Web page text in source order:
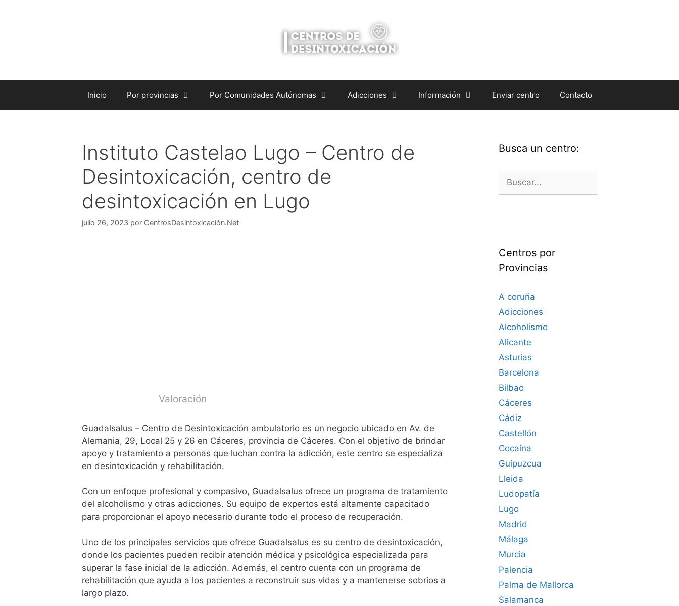
Inicio Por provincias Por Comunidades Autónomas Adicciones Información Enviar centro Contacto
Instituto Castelao Lugo – Centro de
Desintoxicación, centro de
desintoxicación en Lugo
julio 26, 2023 por CentrosDesintoxicación.Net
Valoración
Guadalsalus – Centro de Desintoxicación ambulatorio es un negocio ubicado en Av. de
Alemania, 29, Local 25 y 26 en Cáceres‎, provincia de Cáceres‎. Con el objetivo de brindar
apoyo y tratamiento a personas que luchan contra la adicción, este centro se especializa
en desintoxicación y rehabilitación.
Con un enfoque profesional y compasivo, Guadalsalus ofrece un programa de tratamiento
del alcoholismo y otras adicciones. Su equipo de expertos está altamente capacitado
para proporcionar el apoyo necesario durante todo el proceso de recuperación.
Uno de los principales servicios que ofrece Guadalsalus es su centro de desintoxicación,
donde los pacientes pueden recibir atención médica y psicológica especializada para
superar la fase inicial de la adicción. Además, el centro cuenta con un programa de
rehabilitación que ayuda a los pacientes a reconstruir sus vidas y a mantenerse sobrios a
largo plazo.
Busca un centro:
Buscar:
Centros por
Provincias
A coruña
Adicciones
Alcoholismo
Alicante
Asturias
Barcelona
Bilbao
Cáceres‎
Cádiz
Castellón
Cocaína
Guipuzcua
Lleida
Ludopatía
Lugo
Madrid
Málaga
Murcia
Palencia
Palma de Mallorca
Salamanca